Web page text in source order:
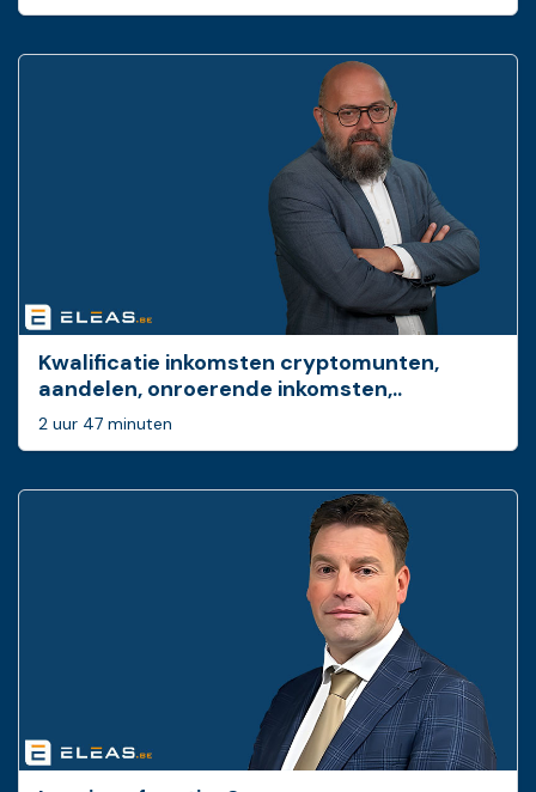
Kwalificatie inkomsten cryptomunten,
aandelen, onroerende inkomsten,..
2 uur 47 minuten